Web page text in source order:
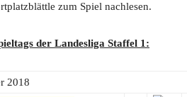
zum Spiel nachlesen.
der Landesliga Staffel 1:
2018